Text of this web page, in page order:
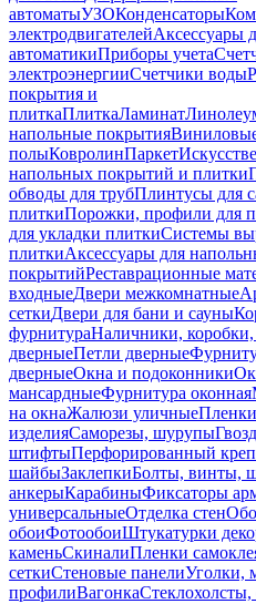
автоматыУЗОКонденсаторы
электродвигателейАксессуары
автоматикиПриборы учета
электроэнергииСчетчики воды
покрытия и
плиткаПлиткаЛаминат
напольные покрытия
полыКовролинПаркет
напольных покрытий и плитки
обводы для трубПлинтусы для
плиткиПорожки, профили для
для укладки плиткиСистемы
плиткиАксессуары для
покрытийРеставрационные
входныеДвери межкомнатные
сеткиДвери для бани и сауны
фурнитураНаличники,
дверныеПетли дверные
дверныеОкна и подоконники
мансардныеФурнитура оконная
на окнаЖалюзи уличные
изделияСаморезы, шурупы
штифтыПерфорированный
шайбыЗаклепкиБолты, винты,
анкерыКарабиныФиксаторы
универсальныеОтделка стен
обоиФотообоиШтукатурки
каменьСкиналиПленки
сеткиСтеновые панелиУголки,
профилиВагонка